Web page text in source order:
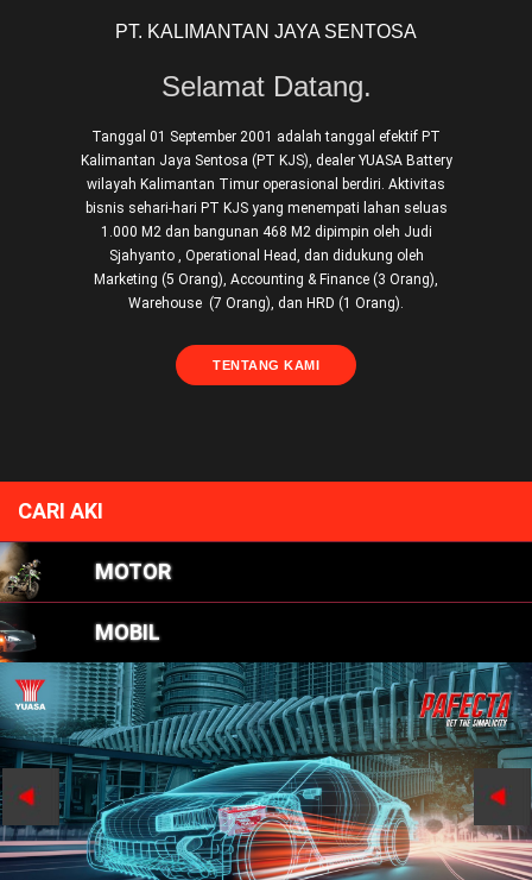
PT. KALIMANTAN JAYA SENTOSA
Selamat Datang.
Tanggal 01 September 2001 adalah tanggal efektif PT
Kalimantan Jaya Sentosa (PT KJS), dealer YUASA Battery
wilayah Kalimantan Timur operasional berdiri. Aktivitas
bisnis sehari-hari PT KJS yang menempati lahan seluas
1.000 M2 dan bangunan 468 M2 dipimpin oleh Judi
Sjahyanto , Operational Head, dan didukung oleh
Marketing (5 Orang), Accounting & Finance (3 Orang),
Warehouse (7 Orang), dan HRD (1 Orang).
TENTANG KAMI
CARI AKI
MOTOR
MOBIL